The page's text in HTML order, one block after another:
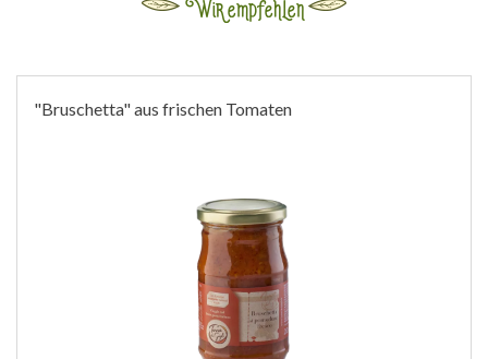
Wir empfehlen
"Bruschetta" aus frischen Tomaten